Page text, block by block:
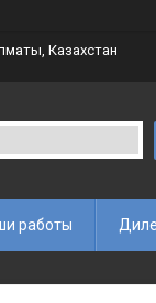
Казахстан
работы